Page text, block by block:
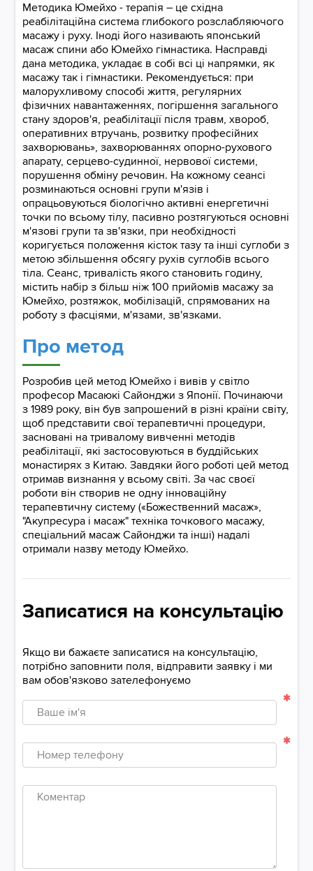
​​​​​​Методика Юмейхо - терапія – це східна
реабілітаційна система глибокого розслабляючого
масажу і руху. Іноді його називають японський
масаж спини або Юмейхо гімнастика. Насправді
дана методика, укладає в собі всі ці напрямки, як
масажу так і гімнастики. Рекомендується: при
малорухливому способі життя, регулярних
фізичних навантаженнях, погіршення загального
стану здоров'я, реабілітації після травм, хвороб,
оперативних втручань, розвитку професійних
захворювань», захворюваннях опорно-рухового
апарату, серцево-судинної, нервової системи,
порушення обміну речовин. На кожному сеансі
розминаються основні групи м'язів і
опрацьовуються біологічно активні енергетичні
точки по всьому тілу, пасивно розтягуються основні
м'язові групи та зв'язки, при необхідності
коригується положення кісток тазу та інші суглоби з
метою збільшення обсягу рухів суглобів всього
тіла. Сеанс, тривалість якого становить годину,
містить набір з більш ніж 100 прийомів масажу за
Юмейхо, розтяжок, мобілізацій, спрямованих на
роботу з фасціями, м'язами, зв'язками.
Про метод
Розробив цей метод Юмейхо і вивів у світло
професор Масаюкі Сайонджи з Японії. Починаючи
з 1989 року, він був запрошений в різні країни світу,
щоб представити свої терапевтичні процедури,
засновані на тривалому вивченні методів
реабілітації, які застосовуються в буддійських
монастирях з Китаю. Завдяки його роботі цей метод
отримав визнання у всьому світі. За час своєї
роботи він створив не одну інноваційну
терапевтичну систему («Божественний масаж»,
"Акупресура і масаж" техніка точкового масажу,
спеціальний масаж Сайонджи та інші) надалі
отримали назву методу Юмейхо.
Записатися на консультацію
Якщо ви бажаєте записатися на консультацію,
потрібно заповнити поля, відправити заявку і ми
вам обов'язково зателефонуємо
Ваше
ім'я
Номер
телефону
Коментар